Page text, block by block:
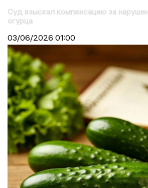
Суд взыскал компенсацию за
огурца
03/06/2026 01:00